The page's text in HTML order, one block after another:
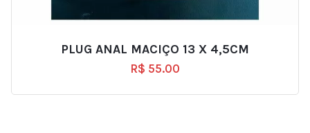
PLUG ANAL MACIÇO 13 X 4,5CM
R$ 55.00